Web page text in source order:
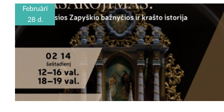
Februārī
28 d.